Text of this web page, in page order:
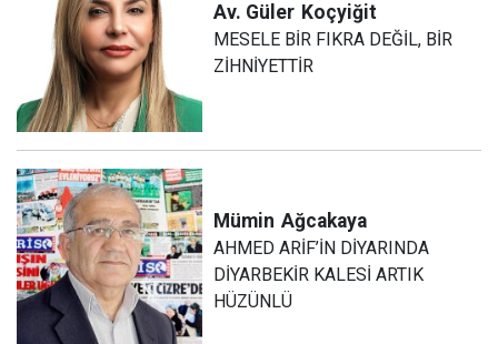
Av. Güler Koçyiğit
MESELE BİR FIKRA DEĞİL, BİR
ZİHNİYETTİR
Mümin Ağcakaya
AHMED ARİF’İN DİYARINDA
DİYARBEKİR KALESİ ARTIK
HÜZÜNLÜ